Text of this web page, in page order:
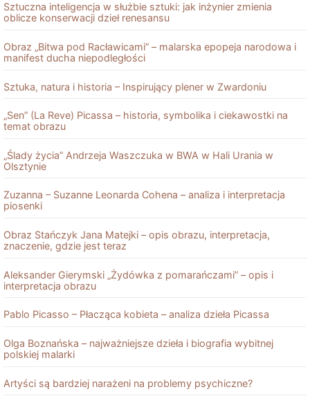
Sztuczna inteligencja w służbie sztuki: jak inżynier zmienia
oblicze konserwacji dzieł renesansu
Obraz „Bitwa pod Racławicami” – malarska epopeja narodowa i
manifest ducha niepodległości
Sztuka, natura i historia – Inspirujący plener w Zwardoniu
„Sen” (La Reve) Picassa – historia, symbolika i ciekawostki na
temat obrazu
„Ślady życia” Andrzeja Waszczuka w BWA w Hali Urania w
Olsztynie
Zuzanna – Suzanne Leonarda Cohena – analiza i interpretacja
piosenki
Obraz Stańczyk Jana Matejki – opis obrazu, interpretacja,
znaczenie, gdzie jest teraz
Aleksander Gierymski „Żydówka z pomarańczami” – opis i
interpretacja obrazu
Pablo Picasso – Płacząca kobieta – analiza dzieła Picassa
Olga Boznańska – najważniejsze dzieła i biografia wybitnej
polskiej malarki
Artyści są bardziej narażeni na problemy psychiczne?